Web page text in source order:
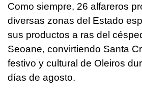
Como siempre, 26 alfareros
diversas zonas del Estado
sus productos a ras del
Seoane, convirtiendo Santa
festivo y cultural de Oleiros
días de agosto.